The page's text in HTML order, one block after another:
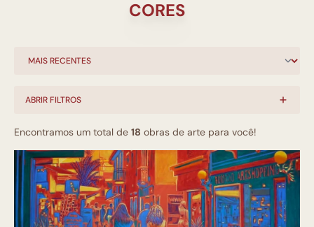
CORES
ABRIR FILTROS
Encontramos um total de 18 obras de arte para você!